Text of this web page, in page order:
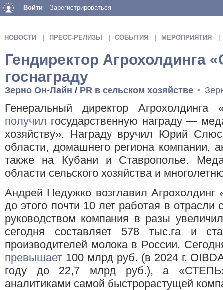
Войти Зарегистрироваться
НОВОСТИ ПРЕСС-РЕЛИЗЫ СОБЫТИЯ МЕРОПРИЯТИЯ
Гендиректор Агрохолдинга
госнаграду
Зерно Он-Лайн / PR в сельском хозяйстве ■
Генеральный директор
получил государственную награду —
хозяйству». Награду вручил Юрий
области, домашнего региона компании,
также на Кубани и Ставрополье.
области сельского хозяйства и
Андрей Недужко возглавил
до этого почти 10 лет работая в отрасли
руководством компания в разы
сегодня составляет 578 тыс.га и
производителей молока в России.
превышает 100 млрд руб. (в 2024 г.
году до 22,7 млрд руб.), а
аналитиками самой быстрорастущей